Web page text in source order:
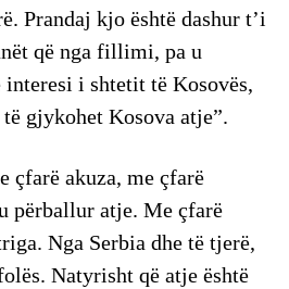
Prandaj kjo është dashur t’i
që nga fillimi, pa u
interesi i shtetit të Kosovës,
gjykohet Kosova atje”.
çfarë akuza, me çfarë
përballur atje. Me çfarë
Nga Serbia dhe të tjerë,
Natyrisht që atje është